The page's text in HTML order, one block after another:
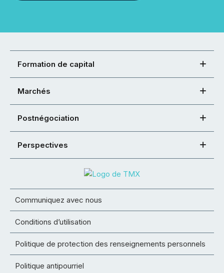
Formation de capital
Marchés
Postnégociation
Perspectives
Communiquez avec nous
Conditions d’utilisation
Politique de protection des renseignements personnels
Politique antipourriel